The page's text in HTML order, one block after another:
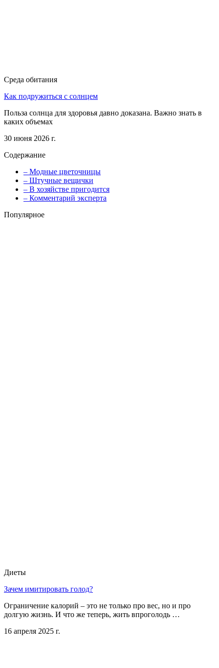
Среда обитания
Как подружиться с солнцем
Польза солнца для здоровья давно доказана. Важно знать в
каких объемах
30 июня 2026 г.
Содержание
– Модные цветочницы
– Штучные вещички
– В хозяйстве пригодится
– Комментарий эксперта
Популярное
Диеты
Зачем имитировать голод?
Ограничение калорий – это не только про вес, но и про
долгую жизнь. И что же теперь, жить впроголодь …
16 апреля 2025 г.